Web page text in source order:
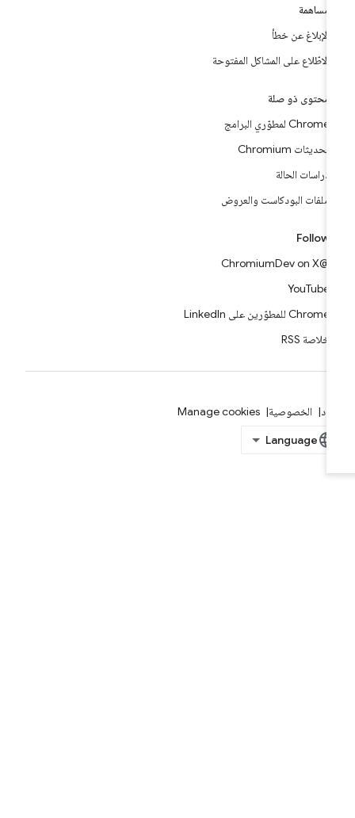
مساهمة
الإبلاغ عن خطأ
الاطّلاع على المشاكل المفتوحة
محتوى ذو صلة
Chrome لمطوّري البرامج
تحديثات Chromium
دراسات الحالة
ملفات البودكاست والعروض
Follow
YouTube
Chrome للمطوّرين على LinkedIn
خلاصة RSS
الخصوصية Manage cookies